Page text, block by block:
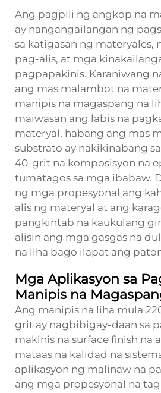
Ang pagpili ng angkop na
ay nangangailangan ng
sa katigasan ng materyales,
pag-alis, at mga
pagpapakinis. Karaniwang
ang mas malambot na
manipis na magaspang na
maiwasan ang labis na
materyal, habang ang mas
substrato ay nakikinabang
40-grit na komposisyon na
tumatagos sa mga ibabaw.
ng mga propesyonal ang
alis ng materyal at ang
pangkintab na kaukulang
alisin ang mga gasgas na
na liha bago ilapat ang
Mga Aplikasyon sa
Manipis na
Ang manipis na liha mula
grit ay nagbibigay-daan sa
makinis na surface finish na
mataas na kalidad na
aplikasyon ng malinaw na
ang mga propesyonal na